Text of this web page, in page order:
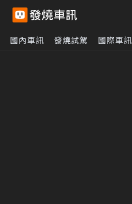
國內車訊 發燒試駕 國際車訊